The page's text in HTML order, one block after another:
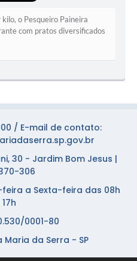
o Pesqueiro Paineira
com pratos diversificados
/ E-mail de contato:
30 - Jardim Bom Jesus |
306
a Sexta-feira das 08h
0001-80
da Serra - SP